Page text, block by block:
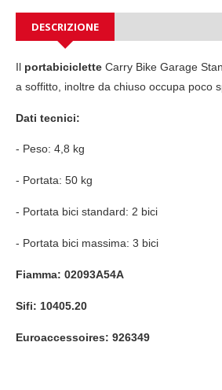
DESCRIZIONE
Il portabiciclette Carry Bike Garage
a soffitto, inoltre da chiuso occupa poco
Dati tecnici:
- Peso: 4,8 kg
- Portata: 50 kg
- Portata bici standard: 2 bici
- Portata bici massima: 3 bici
Fiamma: 02093A54A
Sifi: 10405.20
Euroaccessoires: 926349